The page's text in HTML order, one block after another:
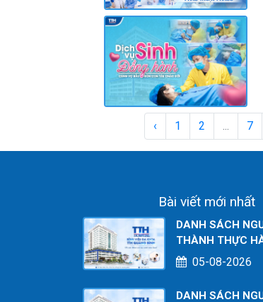
‹ 1 2 ... 7
Bài viết mới nhất
DANH SÁCH NGƯỜI
THÀNH THỰC
CHỮA BỆNH TẠI
TÍNH TỚI
05-08-2026
DANH SÁCH